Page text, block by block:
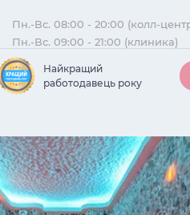
Пн.-Вс. 08:00 - 20:00 (колл-
Пн.-Вс. 09:00 - 21:00 (клиника)
Найкращий
работодавець року